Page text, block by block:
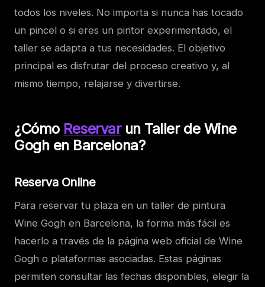
todos los niveles. No importa si nunca has tocado
un pincel o si eres un pintor experimentado, el
taller se adapta a tus necesidades. El objetivo
principal es disfrutar del proceso creativo y, al
mismo tiempo, relajarse y divertirse.
¿Cómo Reservarun Taller de Wine
Gogh en Barcelona?
Reserva Online
Para reservar tu plaza en un taller de pintura
Wine Gogh en Barcelona, la forma más fácil es
hacerlo a través de la página web oficial de Wine
Gogh o plataformas asociadas. Estas páginas
permiten consultar las fechas disponibles, elegir la